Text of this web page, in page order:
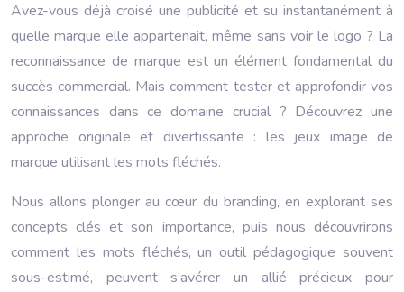
Avez-vous déjà croisé une publicité et su instantanément à
quelle marque elle appartenait, même sans voir le logo ? La
reconnaissance de marque est un élément fondamental du
succès commercial. Mais comment tester et approfondir vos
connaissances dans ce domaine crucial ? Découvrez une
approche originale et divertissante : les jeux image de
marque utilisant les mots fléchés.
Nous allons plonger au cœur du branding, en explorant ses
concepts clés et son importance, puis nous découvrirons
comment les mots fléchés, un outil pédagogique souvent
sous-estimé, peuvent s’avérer un allié précieux pour